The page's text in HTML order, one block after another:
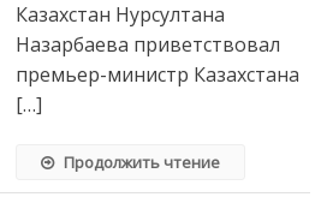
Казахстан Нурсултана
Назарбаева приветствовал
премьер-министр Казахстана
[…]
Продолжить чтение